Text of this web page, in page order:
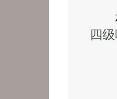
相
四